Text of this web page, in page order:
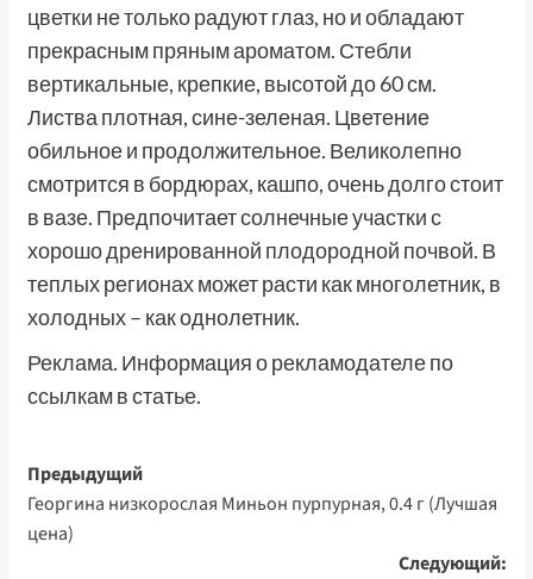
цветки не только радуют глаз, но и обладают
прекрасным пряным ароматом. Стебли
вертикальные, крепкие, высотой до 60 см.
Листва плотная, сине-зеленая. Цветение
обильное и продолжительное. Великолепно
смотрится в бордюрах, кашпо, очень долго стоит
в вазе. Предпочитает солнечные участки с
хорошо дренированной плодородной почвой. В
теплых регионах может расти как многолетник, в
холодных – как однолетник.
Реклама. Информация о рекламодателе по
ссылкам в статье.
Навигация
записи
Предыдущий
Георгина низкорослая Миньон пурпурная, 0.4 г (Лучшая
цена)
Следующий: